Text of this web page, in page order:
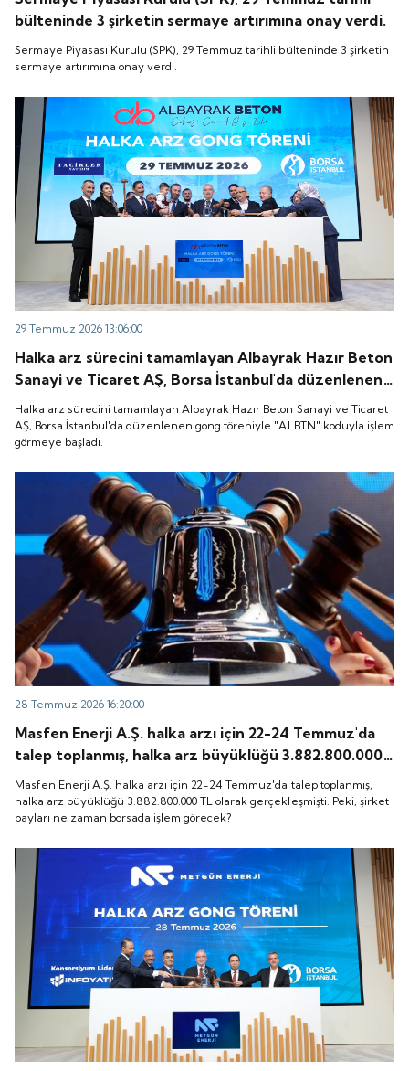
bülteninde 3 şirketin sermaye artırımına onay verdi.
Sermaye Piyasası Kurulu (SPK), 29 Temmuz tarihli bülteninde 3 şirketin
sermaye artırımına onay verdi.
29 Temmuz 2026 13:06:00
Halka arz sürecini tamamlayan Albayrak Hazır Beton
Sanayi ve Ticaret AŞ, Borsa İstanbul'da düzenlenen
gong töreniyle "ALBTN" koduyla işlem görmeye
başladı.
Halka arz sürecini tamamlayan Albayrak Hazır Beton Sanayi ve Ticaret
AŞ, Borsa İstanbul'da düzenlenen gong töreniyle "ALBTN" koduyla işlem
görmeye başladı.
28 Temmuz 2026 16:20:00
Masfen Enerji A.Ş. halka arzı için 22-24 Temmuz'da
talep toplanmış, halka arz büyüklüğü 3.882.800.000
TL olarak gerçekleşmişti. Peki, şirket payları ne
zaman borsada işlem görecek?
Masfen Enerji A.Ş. halka arzı için 22-24 Temmuz'da talep toplanmış,
halka arz büyüklüğü 3.882.800.000 TL olarak gerçekleşmişti. Peki, şirket
payları ne zaman borsada işlem görecek?